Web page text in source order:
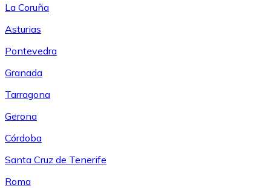
La Coruña
Asturias
Pontevedra
Granada
Tarragona
Gerona
Córdoba
Santa Cruz de Tenerife
Roma